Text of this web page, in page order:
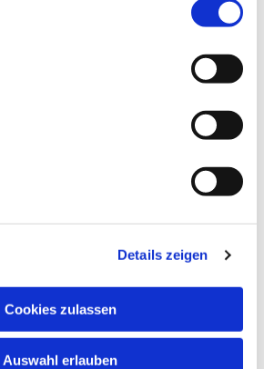
Details zeigen
Cookies zulassen
Auswahl erlauben